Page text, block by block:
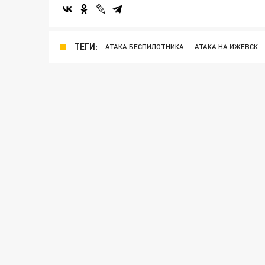
ТЕГИ: АТАКА БЕСПИЛОТНИКА АТАКА НА ИЖЕВСК